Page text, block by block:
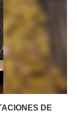
DE